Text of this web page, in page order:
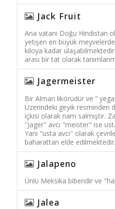
Jack Fruit
Ana vatanı Doğu Hindistan
yetişen en büyük
kiloya kadar
arası bir tat olarak
Jagermeister
Bir Alman likörüdür ve “
Üzerindeki geyik resminden
içkisi olarak nam salmıştır.
"Jager" avcı "meister" ise
Yani "usta avcı" olarak
baharattan elde edilmektedir.
Jalapeno
Ünlü Meksika biberidir ve
Jalea